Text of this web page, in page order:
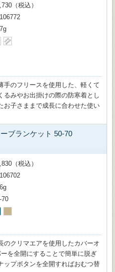
（税込）
手のフリースを使用した、軽くて
るみやお出掛けの際の防寒着とし
お子さままで成長に合わせた使い
ブランケット 50-70
（税込）
70
のクリマエアを使用したカバーオ
を全開にすることで簡単に脱ぎ
ップボタンを全開すればおむつ替